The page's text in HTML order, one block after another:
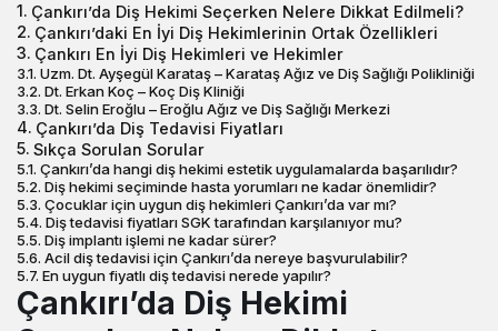
Çankırı’da Diş Hekimi Seçerken Nelere Dikkat Edilmeli?
Çankırı’daki En İyi Diş Hekimlerinin Ortak Özellikleri
Çankırı En İyi Diş Hekimleri ve Hekimler
Uzm. Dt. Ayşegül Karataş – Karataş Ağız ve Diş Sağlığı Polikliniği
Dt. Erkan Koç – Koç Diş Kliniği
Dt. Selin Eroğlu – Eroğlu Ağız ve Diş Sağlığı Merkezi
Çankırı’da Diş Tedavisi Fiyatları
Sıkça Sorulan Sorular
Çankırı’da hangi diş hekimi estetik uygulamalarda başarılıdır?
Diş hekimi seçiminde hasta yorumları ne kadar önemlidir?
Çocuklar için uygun diş hekimleri Çankırı’da var mı?
Diş tedavisi fiyatları SGK tarafından karşılanıyor mu?
Diş implantı işlemi ne kadar sürer?
Acil diş tedavisi için Çankırı’da nereye başvurulabilir?
En uygun fiyatlı diş tedavisi nerede yapılır?
Çankırı’da Diş Hekimi